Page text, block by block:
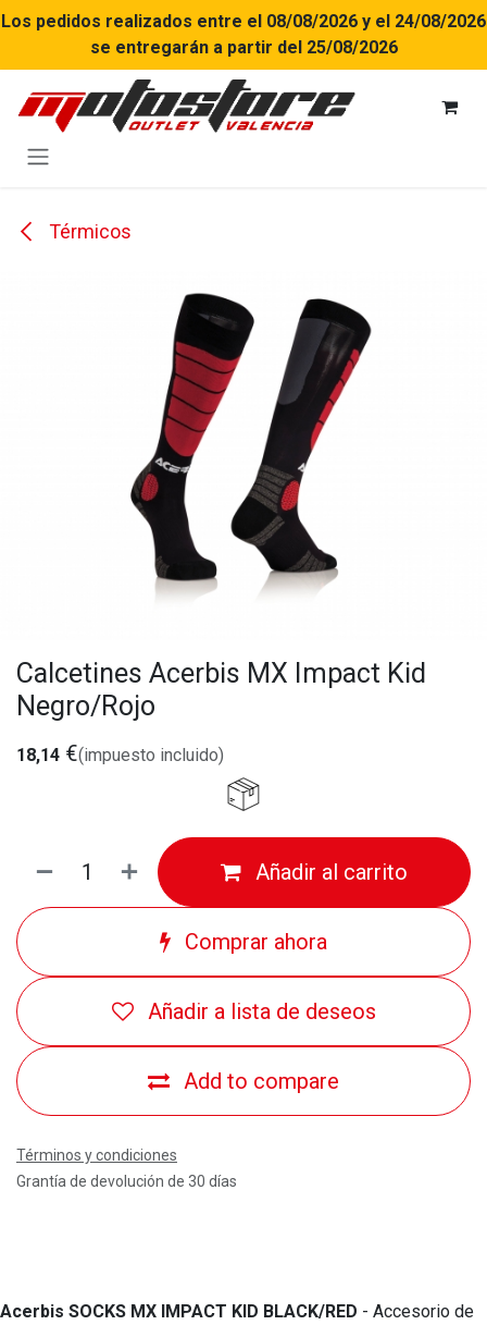
Ir al contenido
Los pedidos realizados entre el 08/08/2026 y el 24/08/2026
se entregarán a partir del 25/08/2026
Térmicos
Calcetines Acerbis MX Impact Kid
Negro/Rojo
18,14 €(impuesto incluido)
Añadir al carrito
Comprar ahora
Add to compare
Añadir a lista de deseos
Términos y condiciones
Grantía de devolución de 30 días
Acerbis SOCKS MX IMPACT KID BLACK/RED - Accesorio de